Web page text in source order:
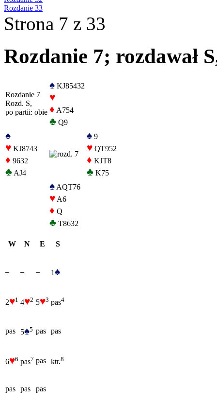
Rozdanie 33
Strona 7 z 33
Rozdanie 7; rozdawał
Rozdanie 7
Rozd. S,
po partii: obie
♠ KJ85432
♥
♦ A754
♣ Q9
♠
♥ KJ8743
♦ 9632
♣ AJ4
♠ 9
♥ QT952
♦ KJT8
♣ K75
♠ AQT76
♥ A6
♦ Q
♣ T8632
W N E S
– – – 1♠
2♥1 4♥2 5♥3 pas4
pas 5♠5 pas pas
6♥6 pas7 pas ktr.8
pas pas pas